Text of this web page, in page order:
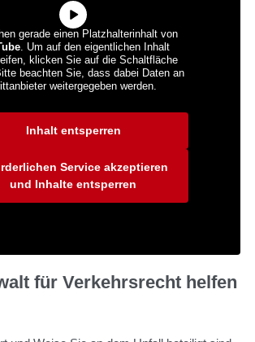
gerade einen Platzhalterinhalt von
. Um auf den eigentlichen Inhalt
klicken Sie auf die Schaltfläche
beachten Sie, dass dabei Daten an
weitergegeben werden.
Inhalt entsperren
Service akzeptieren
und Inhalte entsperren
für Verkehrsrecht helfen